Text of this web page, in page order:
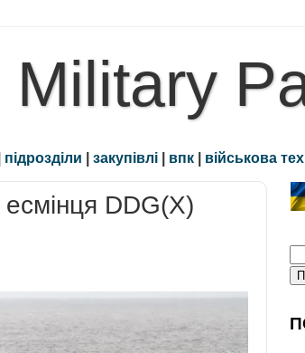
підрозділи | закупівлі | впк | військова
DDG(X)